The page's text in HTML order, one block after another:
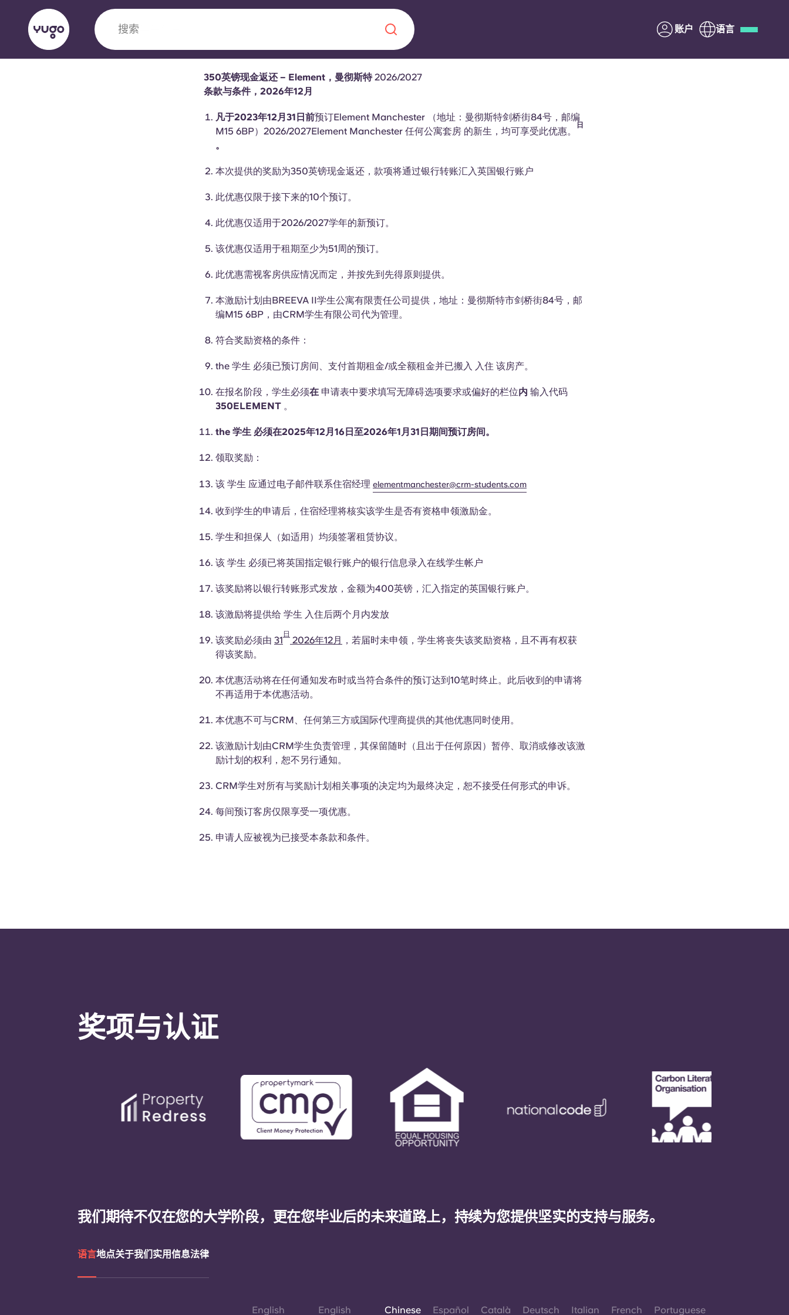
搜索 账户 语言
Yugo VCARB：引领公寓新时代 关于我们
English (US) Chinese
350英镑现金返还 – Element，曼彻斯特2026/2027
条款与条件，2026年12月
凡于2023年12月31日前预订Element Manchester （地址：曼彻斯特剑桥街84号，邮编
M15 6BP）2026/2027Element Manchester 任何公寓套房 的新生，均可享受此优惠。
日
。
本次提供的奖励为350英镑现金返还，款项将通过银行转账汇入英国银行账户
此优惠仅限于接下来的10个预订。
此优惠仅适用于2026/2027学年的新预订。
该优惠仅适用于租期至少为51周的预订。
此优惠需视客房供应情况而定，并按先到先得原则提供。
本激励计划由BREEVA II学生公寓有限责任公司提供，地址：曼彻斯特市剑桥街84号，邮
编M15 6BP，由CRM学生有限公司代为管理。
符合奖励资格的条件：
the 学生 必须已预订房间、支付首期租金/或全额租金并已搬入 入住 该房产。
在报名阶段，学生必须在 申请表中要求填写无障碍选项要求或偏好的栏位内 输入代码
350ELEMENT 。
the 学生 必须在2025年12月16日至2026年1月31日期间预订房间。
领取奖励：
该 学生 应通过电子邮件联系住宿经理 elementmanchester@crm-students.com
收到学生的申请后，住宿经理将核实该学生是否有资格申领激励金。
学生和担保人（如适用）均须签署租赁协议。
该 学生 必须已将英国指定银行账户的银行信息录入在线学生帐户
该奖励将以银行转账形式发放，金额为400英镑，汇入指定的英国银行账户。
该激励将提供给 学生 入住后两个月内发放
该奖励必须由 31
日
2026年12月 ，若届时未申领，学生将丧失该奖励资格，且不再有权获
得该奖励。
本优惠活动将在任何通知发布时或当符合条件的预订达到10笔时终止。此后收到的申请将
不再适用于本优惠活动。
本优惠不可与CRM、任何第三方或国际代理商提供的其他优惠同时使用。
该激励计划由CRM学生负责管理，其保留随时（且出于任何原因）暂停、取消或修改该激
励计划的权利，恕不另行通知。
CRM学生对所有与奖励计划相关事项的决定均为最终决定，恕不接受任何形式的申诉。
每间预订客房仅限享受一项优惠。
申请人应被视为已接受本条款和条件。
奖项与认证
我们期待不仅在您的大学阶段，更在您毕业后的未来道路上，持续为您提供坚实的支持与服务。
语言地点关于我们实用信息法律
English English Chinese Español Català Deutsch Italian French Portuguese